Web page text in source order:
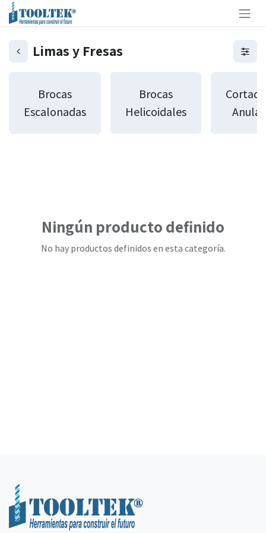
Limas y Fresas
Brocas
Escalonadas
Brocas
Helicoidales
Ningún producto definido
No hay productos definidos en esta categoría.